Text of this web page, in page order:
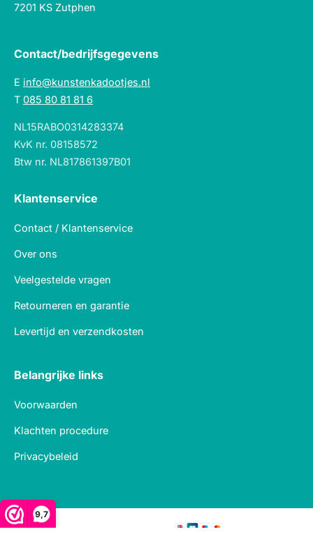
9,7
7201 KS Zutphen
Contact/bedrijfsgegevens
E info@kunstenkadootjes.nl
T 085 80 81 81 6
NL15RABO0314283374
KvK nr. 08158572
Btw nr. NL817861397B01
Klantenservice
Contact / Klantenservice
Over ons
Veelgestelde vragen
Retourneren en garantie
Levertijd en verzendkosten
Belangrijke links
Voorwaarden
Klachten procedure
Privacybeleid